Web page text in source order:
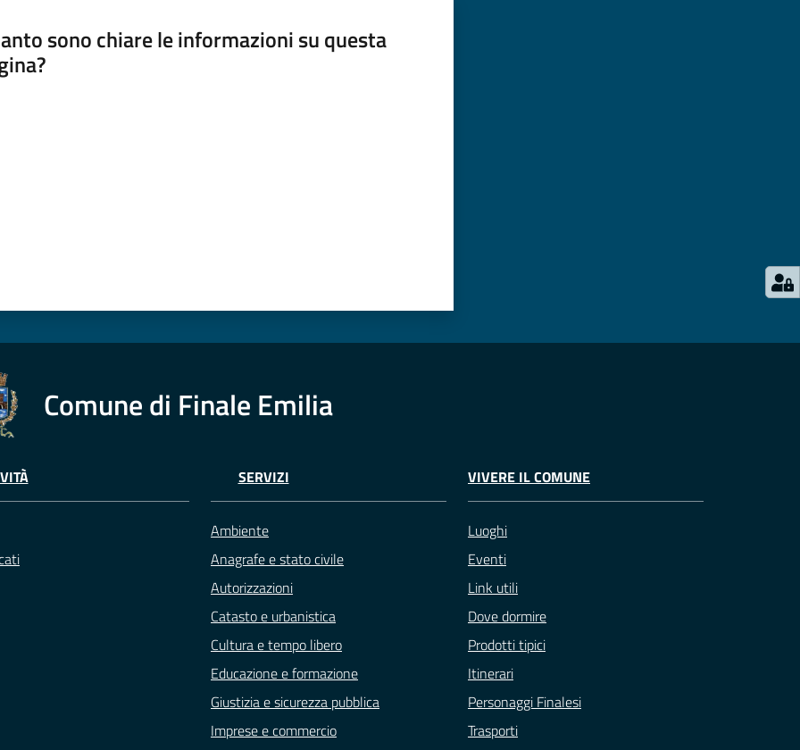
sono chiare le informazioni su questa
Comune di Finale Emilia
SERVIZI
Ambiente
Anagrafe e stato civile
Autorizzazioni
Catasto e urbanistica
Cultura e tempo libero
Educazione e formazione
Giustizia e sicurezza pubblica
Imprese e commercio
VIVERE IL COMUNE
Luoghi
Eventi
Link utili
Dove dormire
Prodotti tipici
Itinerari
Personaggi Finalesi
Trasporti